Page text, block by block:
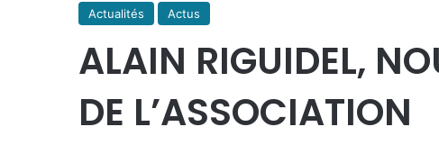
Actualités Actus
ALAIN RIGUIDEL,
DE L’ASSOCIATION